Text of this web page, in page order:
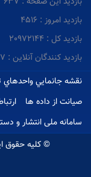
بازدید امروز : 4516
بازدید کل : 20972144
بازدید کنندگان آنلاین : 7
نقشه جانمايي واحدهاي
صیانت از داده ها
سامانه ملی انتشار و
© کلیه حقوق